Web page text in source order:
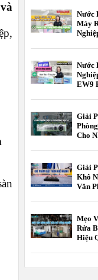
Hành
Nước
Máy
Nước
EW9
Giải
Cho
Giải
Khô
Văn
Mẹo
Rửa
Hiệu